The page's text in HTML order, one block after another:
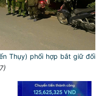
Thụy) phối hợp bắt giữ đối